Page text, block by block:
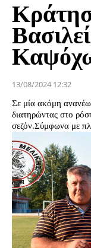
13/08/2024 12:32
Σε μία ακόμη
διατηρώντας στο
σεζόν.Σύμφωνα με